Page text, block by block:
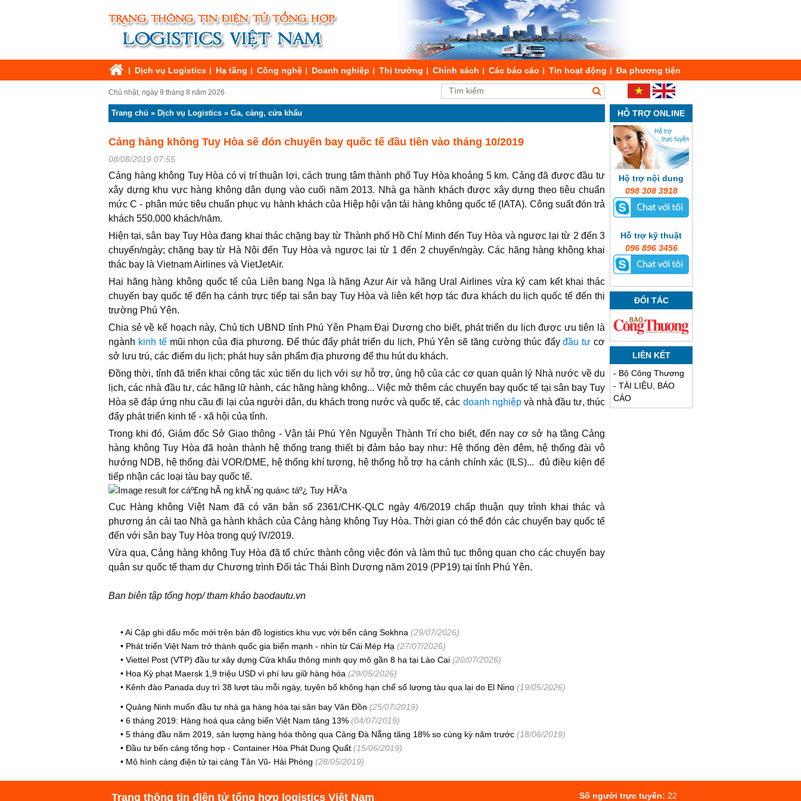
Dịch vụ Logistics Hạ tầng Công nghệ Doanh nghiệp Thị trường Chính sách Các báo cáo Tin hoạt động Đa phương tiện
Chủ nhật, ngày 9 tháng 8 năm 2026
Trang chủ » Dịch vụ Logistics » Ga, cảng, cửa khẩu
Cảng hàng không Tuy Hòa sẽ đón chuyến bay quốc tế đầu tiên vào tháng 10/2019
08/08/2019 07:55
Cảng hàng không Tuy Hòa có vị trí thuận lợi, cách trung tâm thành phố Tuy Hòa khoảng 5 km. Cảng đã được đầu tư
xây dựng khu vực hàng không dân dụng vào cuối năm 2013. Nhà ga hành khách được xây dựng theo tiêu chuẩn
mức C - phân mức tiêu chuẩn phục vụ hành khách của Hiệp hội vận tải hàng không quốc tế (IATA). Công suất đón trả
khách 550.000 khách/năm.
Hiện tại, sân bay Tuy Hòa đang khai thác chặng bay từ Thành phố Hồ Chí Minh đến Tuy Hòa và ngược lại từ 2 đến 3
chuyến/ngày; chặng bay từ Hà Nội đến Tuy Hòa và ngược lại từ 1 đến 2 chuyến/ngày. Các hãng hàng không khai
thác bay là Vietnam Airlines và VietJetAir.
Hai hãng hàng không quốc tế của Liên bang Nga là hãng Azur Air và hãng Ural Airlines vừa ký cam kết khai thác
chuyến bay quốc tế đến hạ cánh trực tiếp tại sân bay Tuy Hòa và liên kết hợp tác đưa khách du lịch quốc tế đến thị
trường Phú Yên.
Chia sẻ về kế hoạch này, Chủ tịch UBND tỉnh Phú Yên Phạm Đại Dương cho biết, phát triển du lịch được ưu tiên là
ngành kinh tếmũi nhọn của địa phương. Để thúc đẩy phát triển du lịch, Phú Yên sẽ tăng cường thúc đẩyđầu tư cơ
sở lưu trú, các điểm du lịch; phát huy sản phẩm địa phương để thu hút du khách.
Đồng thời, tỉnh đã triển khai công tác xúc tiến du lịch với sự hỗ trợ, ủng hộ của các cơ quan quản lý Nhà nước về du
lịch, các nhà đầu tư, các hãng lữ hành, các hãng hàng không... Việc mở thêm các chuyến bay quốc tế tại sân bay Tuy
Hòa sẽ đáp ứng nhu cầu đi lại của người dân, du khách trong nước và quốc tế, các doanh nghiệpvà nhà đầu tư, thúc
đẩy phát triển kinh tế - xã hội của tỉnh.
Trong khi đó, Giám đốc Sở Giao thông - Vận tải Phú Yên Nguyễn Thành Trí cho biết, đến nay cơ sở hạ tầng Cảng
hàng không Tuy Hòa đã hoàn thành hệ thống trang thiết bị đảm bảo bay như: Hệ thống đèn đêm, hệ thống đài vô
hướng NDB, hệ thống đài VOR/DME, hệ thống khí tượng, hệ thống hỗ trợ hạ cánh chính xác (ILS)... đủ điều kiện để
tiếp nhận các loại tàu bay quốc tế.
Cục Hàng không Việt Nam đã có văn bản số 2361/CHK-QLC ngày 4/6/2019 chấp thuận quy trình khai thác và
phương án cải tạo Nhà ga hành khách của Cảng hàng không Tuy Hòa. Thời gian có thể đón các chuyến bay quốc tế
đến với sân bay Tuy Hòa trong quý IV/2019.
Vừa qua, Cảng hàng không Tuy Hòa đã tổ chức thành công việc đón và làm thủ tục thông quan cho các chuyến bay
quân sự quốc tế tham dự Chương trình Đối tác Thái Bình Dương năm 2019 (PP19) tại tỉnh Phú Yên.
Ban biên tập tổng hợp/ tham khảo baodautu.vn
•Ai Cập ghi dấu mốc mới trên bản đồ logistics khu vực với bến cảng Sokhna (29/07/2026)
• Phát triển Việt Nam trở thành quốc gia biển mạnh - nhìn từ Cái Mép Hạ (27/07/2026)
• Viettel Post (VTP) đầu tư xây dựng Cửa khẩu thông minh quy mô gần 8 ha tại Lào Cai (20/07/2026)
• Hoa Kỳ phạt Maersk 1,9 triệu USD vì phí lưu giữ hàng hóa (29/05/2026)
• Kênh đào Panada duy trì 38 lượt tàu mỗi ngày, tuyên bố không hạn chế số lượng tàu qua lại do El Nino (19/05/2026)
• Quảng Ninh muốn đầu tư nhà ga hàng hóa tại sân bay Vân Đồn (25/07/2019)
• 6 tháng 2019: Hàng hoá qua cảng biển Việt Nam tăng 13% (04/07/2019)
• 5 tháng đầu năm 2019, sản lượng hàng hóa thông qua Cảng Đà Nẵng tăng 18% so cùng kỳ năm trước (18/06/2019)
• Đầu tư bến cảng tổng hợp - Container Hòa Phát Dung Quất (15/06/2019)
• Mô hình cảng điện tử tại cảng Tân Vũ- Hải Phòng (28/05/2019)
HỖ TRỢ ONLINE
Hộ trợ nội dung
098 308 3918
Hỗ trợ kỹ thuật
096 896 3456
ĐỐI TÁC
LIÊN KẾT
- Bộ Công Thương
- TÀI LIỆU, BÁO
CÁO
Trang thông tin điện tử tổng hợp logistics Việt Nam Số người trực tuyến: 22